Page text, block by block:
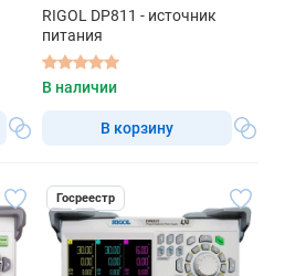
RIGOL DP811 - источник
питания
В наличии
В корзину
Госреестр